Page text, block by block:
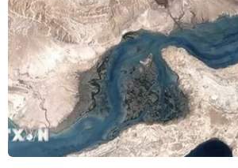
TIN CÙNG CHUYÊN MỤC
Ngoại giao kinh tế: Kiến tạo hệ sinh
thái đồng hành và thúc đẩy tự chủ
công nghệ